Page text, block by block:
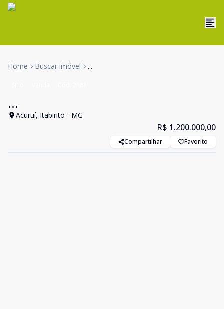
Home Buscar imóvel ...
...
Acuruí, Itabirito - MG
R$ 1.200.000,00
Compartilhar Favorito